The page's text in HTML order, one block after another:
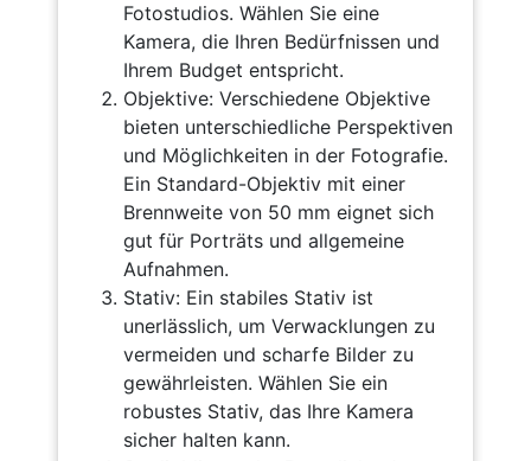
Fotostudios. Wählen Sie eine
Kamera, die Ihren Bedürfnissen und
Ihrem Budget entspricht.
Objektive: Verschiedene Objektive
bieten unterschiedliche Perspektiven
und Möglichkeiten in der Fotografie.
Ein Standard-Objektiv mit einer
Brennweite von 50 mm eignet sich
gut für Porträts und allgemeine
Aufnahmen.
Stativ: Ein stabiles Stativ ist
unerlässlich, um Verwacklungen zu
vermeiden und scharfe Bilder zu
gewährleisten. Wählen Sie ein
robustes Stativ, das Ihre Kamera
sicher halten kann.